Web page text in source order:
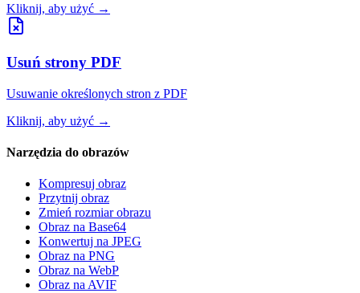
Kliknij, aby użyć →
Usuń strony PDF
Usuwanie określonych stron z PDF
Kliknij, aby użyć →
Narzędzia do obrazów
Kompresuj obraz
Przytnij obraz
Zmień rozmiar obrazu
Obraz na Base64
Konwertuj na JPEG
Obraz na PNG
Obraz na WebP
Obraz na AVIF